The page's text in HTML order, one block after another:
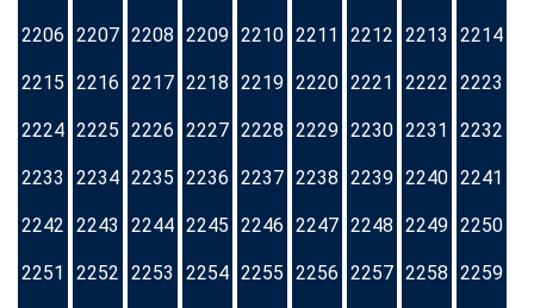
2206 2207 2208 2209 2210 2211 2212 2213 2214
2215 2216 2217 2218 2219 2220 2221 2222 2223
2224 2225 2226 2227 2228 2229 2230 2231 2232
2233 2234 2235 2236 2237 2238 2239 2240 2241
2242 2243 2244 2245 2246 2247 2248 2249 2250
2251 2252 2253 2254 2255 2256 2257 2258 2259